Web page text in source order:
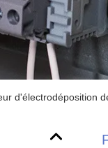
d'électrodéposition